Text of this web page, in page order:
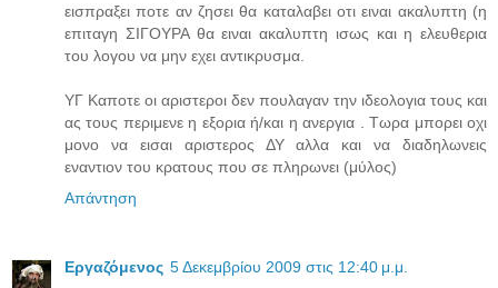
εισπραξει ποτε αν ζησει θα καταλαβει οτι ειναι ακαλυπτη (η
επιταγη ΣΙΓΟΥΡΑ θα ειναι ακαλυπτη ισως και η ελευθερια
του λογου να μην εχει αντικρυσμα.
ΥΓ Καποτε οι αριστεροι δεν πουλαγαν την ιδεολογια τους και
ας τους περιμενε η εξορια ή/και η ανεργια . Τωρα μπορει οχι
μονο να εισαι αριστερος ΔΥ αλλα και να διαδηλωνεις
εναντιον του κρατους που σε πληρωνει (μύλος)
Απάντηση
Εργαζόμενος 5 Δεκεμβρίου 2009 στις 12:40 μ.μ.